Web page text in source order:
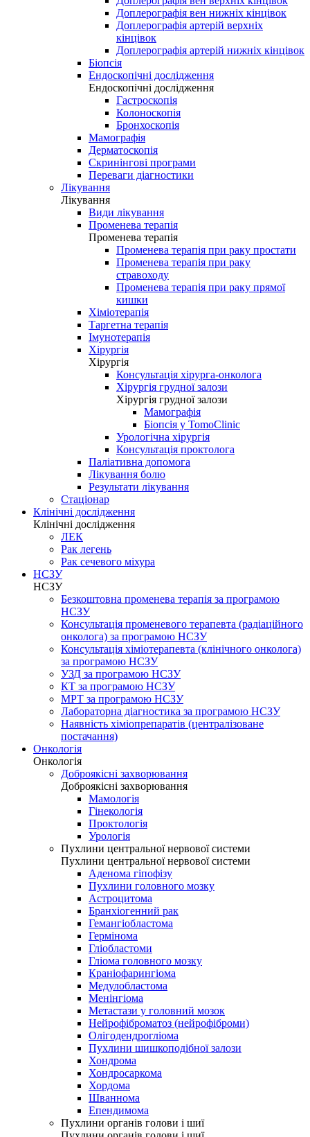
Доплерографія вен нижніх кінцівок
Доплерографія артерій верхніх
кінцівок
Доплерографія артерій нижніх кінцівок
Біопсія
Ендоскопічні дослідження
Ендоскопічні дослідження
Гастроскопія
Колоноскопія
Бронхоскопія
Мамографія
Дерматоскопія
Скринінгові програми
Переваги діагностики
Лікування
Лікування
Види лікування
Променева терапія
Променева терапія
Променева терапія при раку простати
Променева терапія при раку
стравоходу
Променева терапія при раку прямої
кишки
Хіміотерапія
Таргетна терапія
Імунотерапія
Хірургія
Хірургія
Консультація хірурга-онколога
Хірургія грудної залози
Хірургія грудної залози
Мамографія
Біопсія у TomoClinic
Урологічна хірургія
Консультація проктолога
Паліативна допомога
Лікування болю
Результати лікування
Стаціонар
Клінічні дослідження
Клінічні дослідження
ЛЕК
Рак легень
Рак сечевого міхура
НСЗУ
НСЗУ
Безкоштовна променева терапія за програмою
НСЗУ
Консультація променевого терапевта (радіаційного
онколога) за програмою НСЗУ
Консультація хіміотерапевта (клінічного онколога)
за програмою НСЗУ
УЗД за програмою НСЗУ
КТ за програмою НСЗУ
МРТ за програмою НСЗУ
Лабораторна діагностика за програмою НСЗУ
Наявність хіміопрепаратів (централізоване
постачання)
Онкологія
Онкологія
Доброякісні захворювання
Доброякісні захворювання
Мамологія
Гінекологія
Проктологія
Урологія
Пухлини центральної нервової системи
Пухлини центральної нервової системи
Аденома гіпофізу
Пухлини головного мозку
Астроцитома
Бранхіогенний рак
Гемангіобластома
Гермінома
Гліобластоми
Гліома головного мозку
Краніофарингіома
Медулобластома
Менінгіома
Метастази у головний мозок
Нейрофіброматоз (нейрофіброми)
Олігодендрогліома
Пухлини шишкоподібної залози
Хондрома
Хондросаркома
Хордома
Шваннома
Епендимома
Пухлини органів голови і шиї